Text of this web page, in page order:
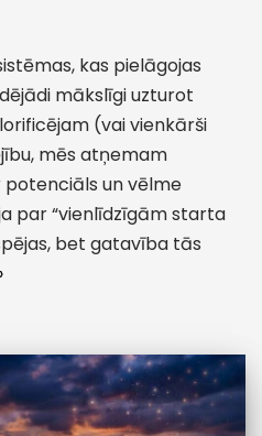
kas pielāgojas
mākslīgi uzturot
(vai vienkārši
mēs atņemam
un vēlme
par “vienlīdzīgām starta
bet gatavība tās